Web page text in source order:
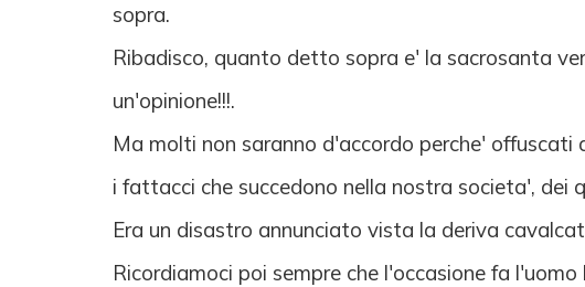
sopra.
Ribadisco, quanto detto sopra e' la sacrosanta
un'opinione!!!.
Ma molti non saranno d'accordo perche' offuscati
i fattacci che succedono nella nostra societa', dei
Era un disastro annunciato vista la deriva
Ricordiamoci poi sempre che l'occasione fa